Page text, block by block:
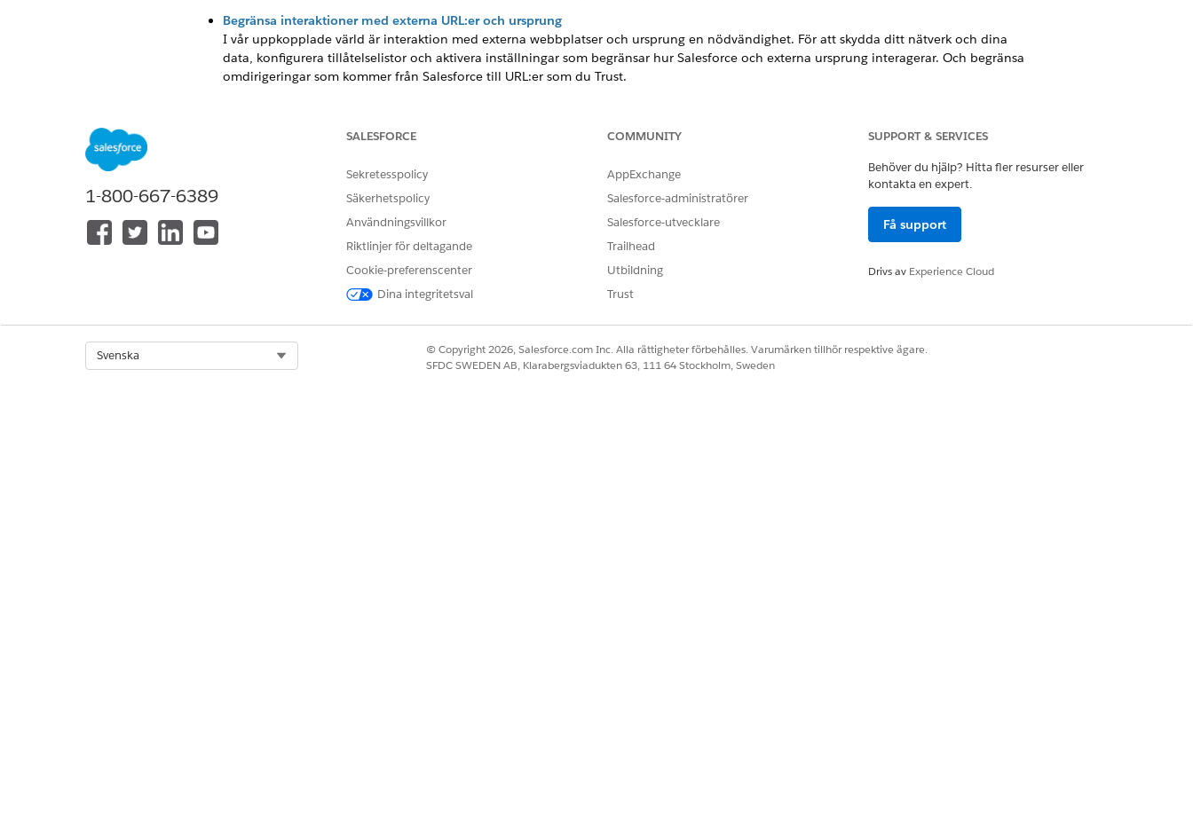
Begränsa interaktioner med externa URL:er och ursprung
I vår uppkopplade värld är interaktion med externa webbplatser och ursprung en nödvändighet. För att skydda ditt nätverk och dina
data, konfigurera tillåtelselistor och aktivera inställningar som begränsar hur Salesforce och externa ursprung interagerar. Och begränsa
omdirigeringar som kommer från Salesforce till URL:er som du Trust.
som utför skadliga åtgärder som kan leda till datainflytande, oauktoriserade e-postmeddelanden, ändrade inloggningsuppgifter eller
liknande resultat. För att hjälpa till att skydda mot denna typ av attack kan de flesta Salesforce-sidor endast servas i en inbäddad ram av
en sida på samma domän. Få reda på vilka typer av sidor som kan ramas in och hur du konfigurerar de relaterade inställningarna för
Efter inloggning etablerar en användare en session med plattformen. Använd sessionssäkerhet för att begränsa exponering av ditt
nätverk när en användare lämnar datorn obevakad men fortfarande är inloggad. Sessionssäkerhet begränsar även risken för interna
Salesforce Platform använder cookies för att förbättra funktionaliteten och snabba på bearbetningstider. Genom att spara en
användares inställningar kan cookies förbättra användarupplevelsen och Salesforce Platforms prestanda.
1-800-667-6389
SALESFORCE
Sekretesspolicy
Säkerhetspolicy
Användningsvillkor
Riktlinjer för deltagande
Cookie-preferenscenter
Dina integritetsval
COMMUNITY
AppExchange
Salesforce-administratörer
Salesforce-utvecklare
Trailhead
Utbildning
Trust
SUPPORT & SERVICES
Behöver du hjälp? Hitta fler resurser eller
kontakta en expert.
Få support
Drivs av Experience Cloud
Svenska
© Copyright 2026, Salesforce.com Inc. Alla rättigheter förbehålles. Varumärken tillhör respektive ägare.
SFDC SWEDEN AB, Klarabergsviadukten 63, 111 64 Stockholm, Sweden